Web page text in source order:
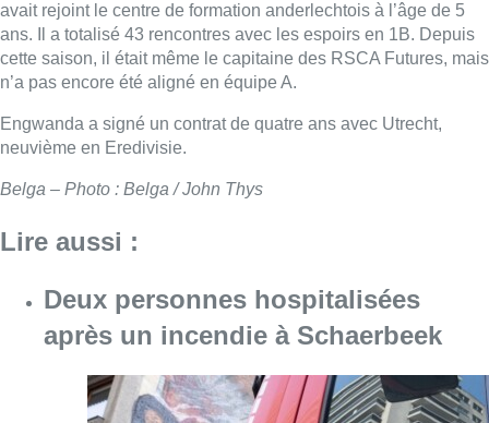
avait rejoint le centre de formation anderlechtois à l’âge de 5
ans. Il a totalisé 43 rencontres avec les espoirs en 1B. Depuis
cette saison, il était même le capitaine des RSCA Futures, mais
n’a pas encore été aligné en équipe A.
Engwanda a signé un contrat de quatre ans avec Utrecht,
neuvième en Eredivisie.
Belga – Photo : Belga / John Thys
Lire aussi :
Deux personnes hospitalisées
après un incendie à Schaerbeek